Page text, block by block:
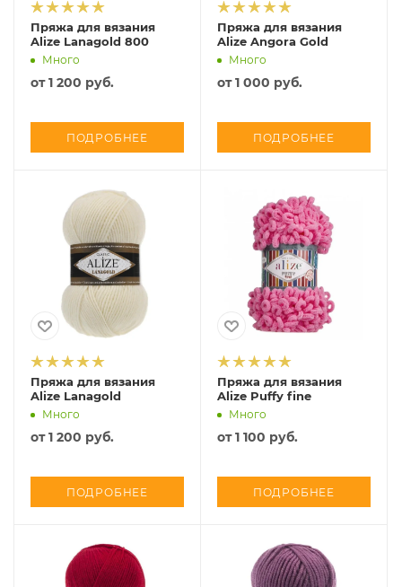
Пряжа для вязания
Alize Lanagold 800
Много
от1 200 руб.
ПОДРОБНЕЕ
Пряжа для вязания
Alize Angora Gold
Много
от1 000 руб.
ПОДРОБНЕЕ
Пряжа для вязания
Alize Lanagold
Много
от1 200 руб.
ПОДРОБНЕЕ
Пряжа для вязания
Alize Puffy fine
Много
от1 100 руб.
ПОДРОБНЕЕ